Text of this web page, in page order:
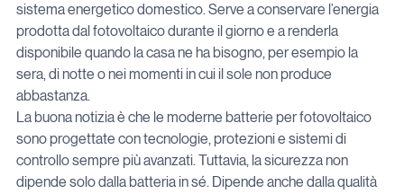
sistema energetico domestico. Serve a conservare l’energia
prodotta dal fotovoltaico durante il giorno e a renderla
disponibile quando la casa ne ha bisogno, per esempio la
sera, di notte o nei momenti in cui il sole non produce
abbastanza.
La buona notizia è che le moderne batterie per fotovoltaico
sono progettate con tecnologie, protezioni e sistemi di
controllo sempre più avanzati. Tuttavia, la sicurezza non
dipende solo dalla batteria in sé. Dipende anche dalla qualità